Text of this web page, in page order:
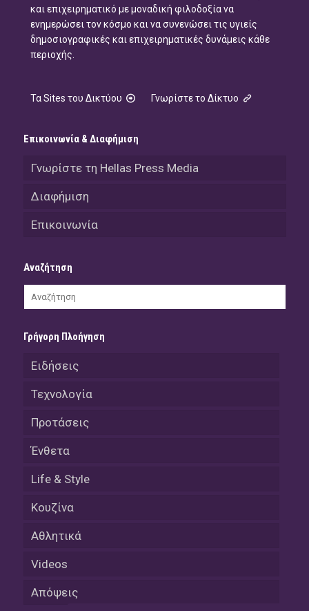
και επιχειρηματικό με μοναδική φιλοδοξία να
ενημερώσει τον κόσμο και να συνενώσει τις υγιείς
δημοσιογραφικές και επιχειρηματικές δυνάμεις κάθε
περιοχής.
Τα Sites του Δικτύου Γνωρίστε το Δίκτυο
Επικοινωνία & Διαφήμιση
Γνωρίστε τη Hellas Press Media
Διαφήμιση
Επικοινωνία
Αναζήτηση
Γρήγορη Πλοήγηση
Ειδήσεις
Τεχνολογία
Προτάσεις
Ένθετα
Life & Style
Κουζίνα
Αθλητικά
Videos
Απόψεις